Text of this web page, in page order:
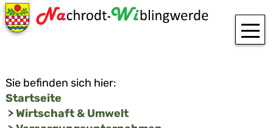
Sie befinden sich hier:
Startseite
Wirtschaft & Umwelt